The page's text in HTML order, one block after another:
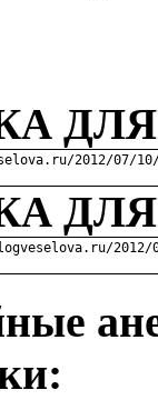
ДЛЯ
ДЛЯ